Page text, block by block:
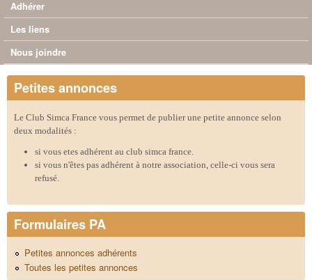
Adhérer
Les liens
Nous joindre
Petites annonces
Le Club Simca France vous permet de publier une petite annonce selon
deux modalités :
si vous etes adhérent au club simca france.
si vous n'êtes pas adhérent à notre association, celle-ci vous sera
refusé.
Formulaires PA
Petites annonces adhérents
Toutes les petites annonces